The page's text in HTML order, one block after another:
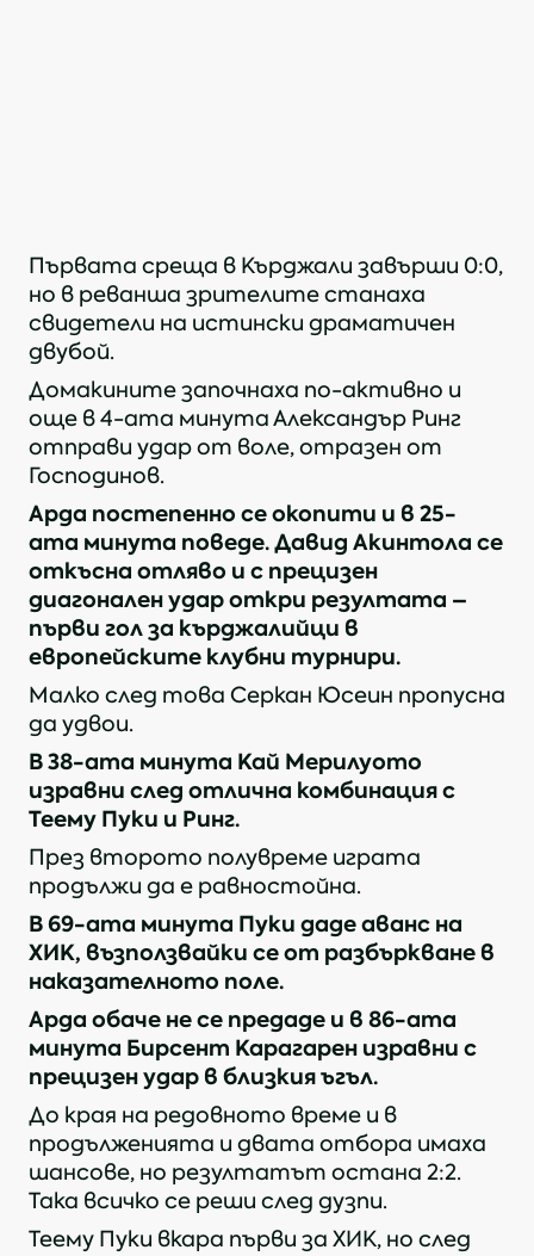
Първата среща в Кърджали завърши 0:0,
но в реванша зрителите станаха
свидетели на истински драматичен
двубой.
Домакините започнаха по-активно и
още в 4-ата минута Александър Ринг
отправи удар от воле, отразен от
Господинов.
Арда постепенно се окопити и в 25-
ата минута поведе. Давид Акинтола се
откъсна отляво и с прецизен
диагонален удар откри резултата –
първи гол за кърджалийци в
европейските клубни турнири.
Малко след това Серкан Юсеин пропусна
да удвои.
В 38-ата минута Кай Мерилуото
изравни след отлична комбинация с
Теему Пуки и Ринг.
През второто полувреме играта
продължи да е равностойна.
В 69-ата минута Пуки даде аванс на
ХИК, възползвайки се от разбъркване в
наказателното поле.
Арда обаче не се предаде и в 86-ата
минута Бирсент Карагарен изравни с
прецизен удар в близкия ъгъл.
До края на редовното време и в
продълженията и двата отбора имаха
шансове, но резултатът остана 2:2.
Така всичко се реши след дузпи.
Теему Пуки вкара първи за ХИК, но след